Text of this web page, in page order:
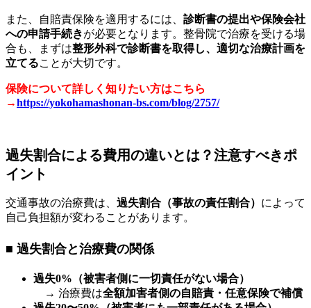
また、自賠責保険を適用するには、 診断書の提出や保険会社
への申請手続きが必要となります。整骨院で治療を受ける場
合も、まずは整形外科で診断書を取得し、適切な治療計画を
立てることが大切です。
保険について詳しく知りたい方はこちら
→https://yokohamashonan-bs.com/blog/2757/
過失割合による費用の違いとは？注意すべきポ
イント
交通事故の治療費は、 過失割合（事故の責任割合） によって
自己負担額が変わることがあります。
■ 過失割合と治療費の関係
過失0%（被害者側に一切責任がない場合）
→ 治療費は全額加害者側の自賠責・任意保険で補償